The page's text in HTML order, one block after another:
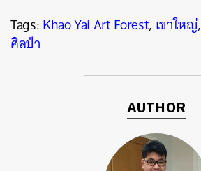
Tags:Khao Yai Art Forest, เขาใหญ่,
ศิลป่า
AUTHOR